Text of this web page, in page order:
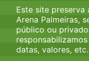
Este site preserva
Arena Palmeiras,
público ou
datas, valores, etc.